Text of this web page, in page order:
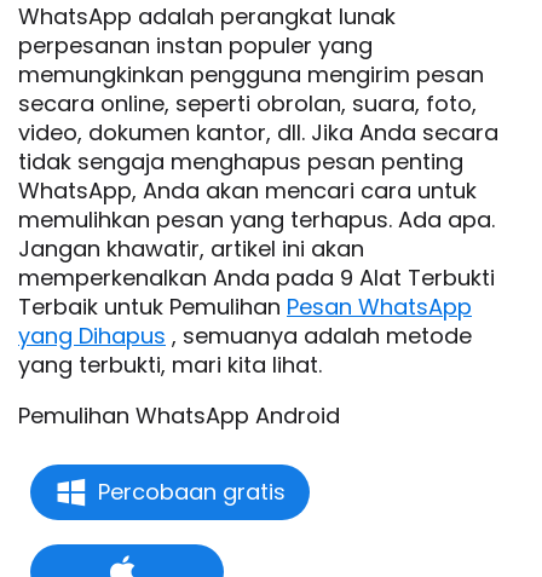
WhatsApp adalah perangkat lunak
perpesanan instan populer yang
memungkinkan pengguna mengirim pesan
secara online, seperti obrolan, suara, foto,
video, dokumen kantor, dll. Jika Anda secara
tidak sengaja menghapus pesan penting
WhatsApp, Anda akan mencari cara untuk
memulihkan pesan yang terhapus. Ada apa.
Jangan khawatir, artikel ini akan
memperkenalkan Anda pada 9 Alat Terbukti
Terbaik untuk Pemulihan Pesan WhatsApp
yang Dihapus , semuanya adalah metode
yang terbukti, mari kita lihat.
Pemulihan WhatsApp Android
Percobaan gratis